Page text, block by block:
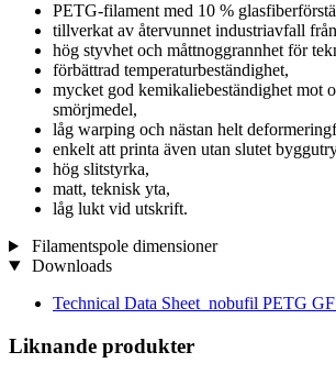
PETG-filament med 10 %
tillverkat av återvunnet industriavfall
hög styvhet och måttnoggrannhet för
förbättrad temperaturbeständighet,
mycket god kemikaliebeständighet mot
smörjmedel,
låg warping och nästan helt
enkelt att printa även utan slutet
hög slitstyrka,
matt, teknisk yta,
låg lukt vid utskrift.
Filamentspole dimensioner
Downloads
Technical Data Sheet_nobufil PETG
Liknande produkter